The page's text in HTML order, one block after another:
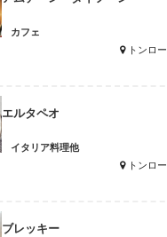
カフェ
トンロー
エルタペオ
イタリア料理他
トンロー
ブレッキー